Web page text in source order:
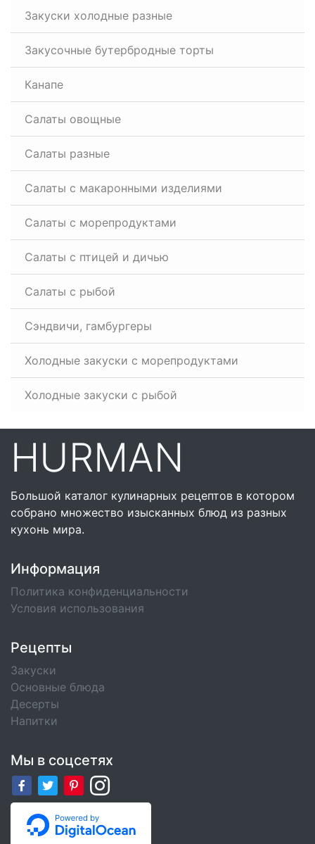
Закуски холодные разные
Закусочные бутербродные торты
Канапе
Салаты овощные
Салаты разные
Салаты с макаронными изделиями
Салаты с морепродуктами
Салаты с птицей и дичью
Салаты с рыбой
Сэндвичи, гамбургеры
Холодные закуски с морепродуктами
Холодные закуски с рыбой
HURMAN
Большой каталог кулинарных рецептов в котором
собрано множество изысканных блюд из разных
кухонь мира.
Информация
Политика конфиденциальности
Условия использования
Рецепты
Закуски
Основные блюда
Десерты
Напитки
Мы в соцсетях